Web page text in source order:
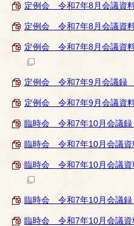
定例会 令和7年8月会議資料
定例会 令和7年8月会議資
定例会 令和7年8月会議資
定例会 令和7年9月会議録
定例会 令和7年9月会議資
臨時会 令和7年10月会議録
臨時会 令和7年10月会議資
臨時会 令和7年10月会議資
臨時会 令和7年10月会議録
臨時会 令和7年10月会議資